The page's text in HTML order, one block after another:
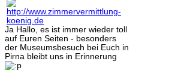
Ja Hallo, es ist immer wieder toll
auf Euren Seiten - besonders
der Museumsbesuch bei Euch in
Pirna bleibt uns in Erinnerung